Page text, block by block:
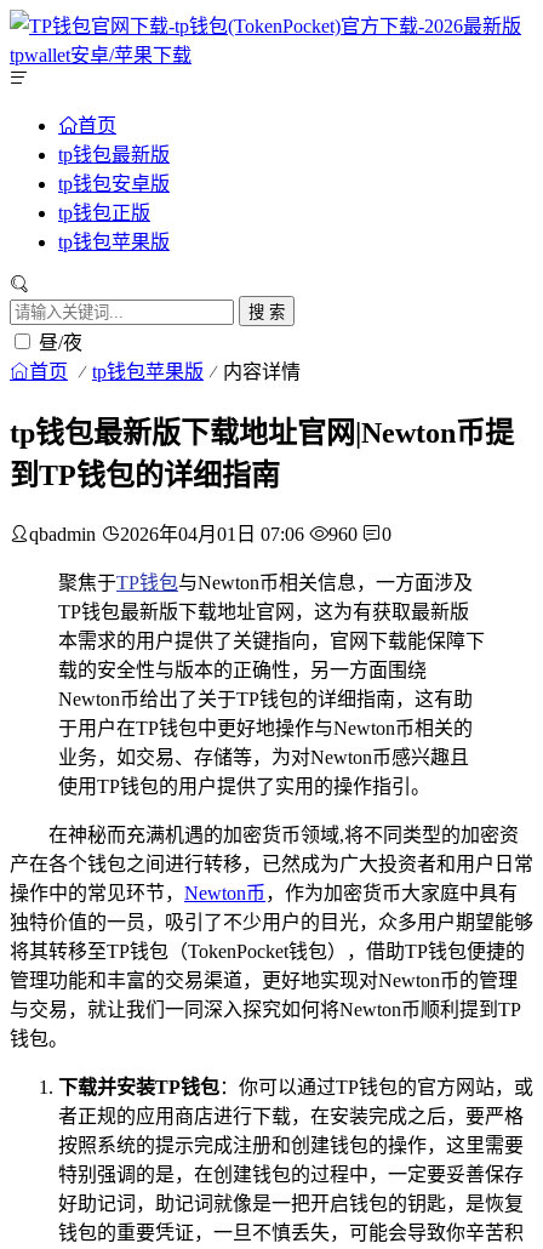
首页
tp钱包最新版
tp钱包安卓版
tp钱包正版
tp钱包苹果版
搜 索
昼/夜
首页 tp钱包苹果版 内容详情
tp钱包最新版下载地址官网|Newton币提
到TP钱包的详细指南
qbadmin 2026年04月01日 07:06 960 0
聚焦于TP钱包与Newton币相关信息，一方面涉及
TP钱包最新版下载地址官网，这为有获取最新版
本需求的用户提供了关键指向，官网下载能保障下
载的安全性与版本的正确性，另一方面围绕
Newton币给出了关于TP钱包的详细指南，这有助
于用户在TP钱包中更好地操作与Newton币相关的
业务，如交易、存储等，为对Newton币感兴趣且
使用TP钱包的用户提供了实用的操作指引。
在神秘而充满机遇的加密货币领域,将不同类型的加密资
产在各个钱包之间进行转移，已然成为广大投资者和用户日常
操作中的常见环节， Newton币 ，作为加密货币大家庭中具有
独特价值的一员，吸引了不少用户的目光，众多用户期望能够
将其转移至TP钱包（TokenPocket钱包），借助TP钱包便捷的
管理功能和丰富的交易渠道，更好地实现对Newton币的管理
与交易，就让我们一同深入探究如何将Newton币顺利提到TP
钱包。
下载并安装TP钱包：你可以通过TP钱包的官方网站，或
者正规的应用商店进行下载，在安装完成之后，要严格
按照系统的提示完成注册和创建钱包的操作，这里需要
特别强调的是，在创建钱包的过程中，一定要妥善保存
好助记词，助记词就像是一把开启钱包的钥匙，是恢复
钱包的重要凭证，一旦不慎丢失，可能会导致你辛苦积